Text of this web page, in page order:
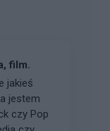
film.
jakieś
jestem
czy Pop